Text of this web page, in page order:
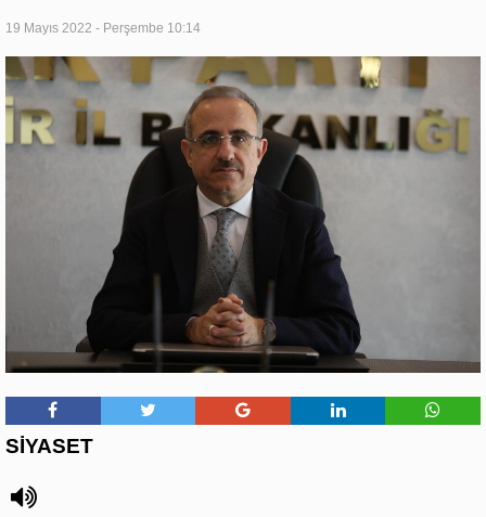
19 Mayıs 2022 - Perşembe 10:14
SİYASET